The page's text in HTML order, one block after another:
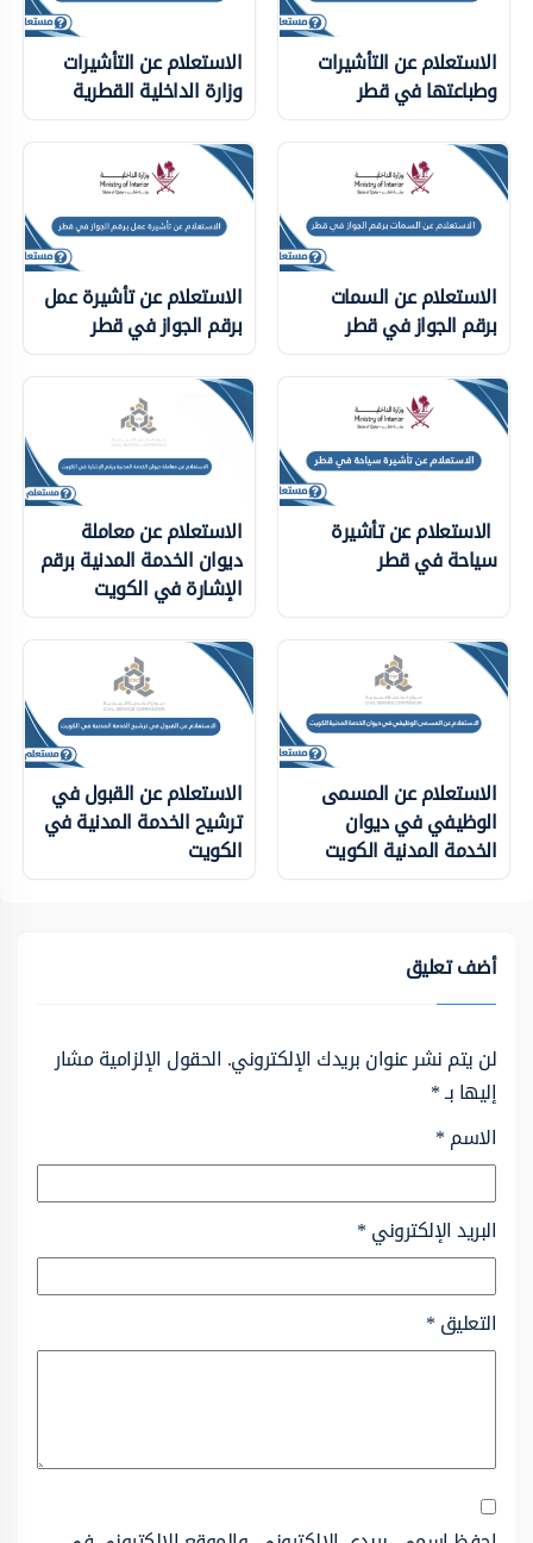
الاستعلام عن التأشيرات
وطباعتها في قطر
الاستعلام عن التأشيرات
وزارة الداخلية ‏القطرية
الاستعلام عن السمات
برقم الجواز في قطر
الاستعلام عن تأشيرة عمل
برقم الجواز في قطر
الاستعلام عن تأشيرة
سياحة في قطر
الاستعلام عن معاملة
ديوان الخدمة المدنية برقم
الإشارة في الكويت
الاستعلام عن المسمى
الوظيفي في ديوان
الخدمة المدنية الكويت
الاستعلام عن القبول في
ترشيح الخدمة المدنية في
الكويت
أضف تعليق
لن يتم نشر عنوان بريدك الإلكتروني. الحقول الإلزامية مشار
إليها بـ*
الاسم*
البريد الإلكتروني*
التعليق*